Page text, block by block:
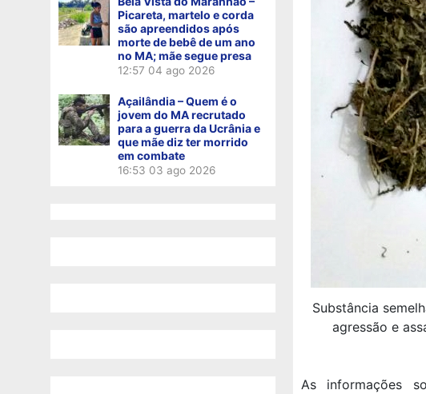
Picareta, martelo e corda
são apreendidos após
morte de bebê de um ano
no MA; mãe segue presa
12:57 04 ago 2026
Açailândia – Quem é o
jovem do MA recrutado
para a guerra da Ucrânia e
que mãe diz ter morrido
em combate
16:53 03 ago 2026
Substância
agressão e
As informações